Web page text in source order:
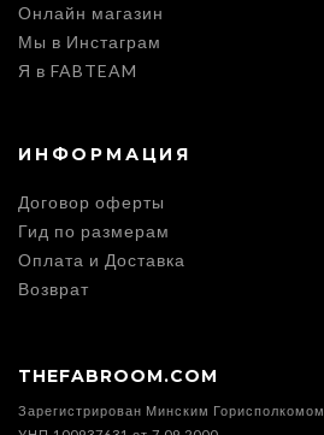
Онлайн магазин
Мы в Инстаграм
Я в FABTEAM
ИНФОРМАЦИЯ
Договор оферты
Гид по размерам
Оплата и Доставка
Возврат
THEFABROOM.COM
Зарегистрирован Минским Горисполкомом